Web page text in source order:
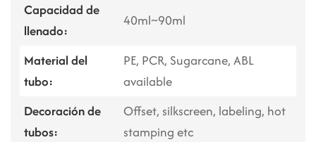
Capacidad de
llenado:
40ml~90ml
Material del
tubo:
PE, PCR, Sugarcane, ABL
available
Decoración de
tubos:
Offset, silkscreen, labeling, hot
stamping etc